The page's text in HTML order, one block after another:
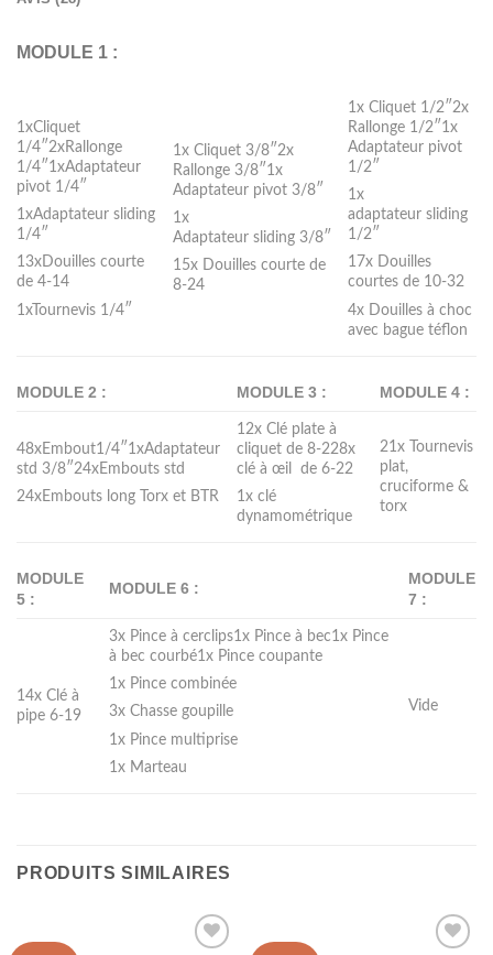
MODULE 1 :
1xCliquet
1/4″2xRallonge
1/4″1xAdaptateur
pivot 1/4″
1xAdaptateur sliding
1/4″
13xDouilles courte
de 4-14
1xTournevis 1/4″
1x Cliquet 3/8″2x
Rallonge 3/8″1x
Adaptateur pivot 3/8″
1x
Adaptateur sliding 3/8″
15x Douilles courte de
8-24
1x Cliquet 1/2″2x
Rallonge 1/2″1x
Adaptateur pivot
1/2″
1x
adaptateur sliding
1/2″
17x Douilles
courtes de 10-32
4x Douilles à choc
avec bague téflon
MODULE 2 : MODULE 3 : MODULE 4 :
48xEmbout1/4″1xAdaptateur
std 3/8″24xEmbouts std
24xEmbouts long Torx et BTR
12x Clé plate à
cliquet de 8-228x
clé à œil de 6-22
1x clé
dynamométrique
21x Tournevis
plat,
cruciforme &
torx
MODULE
5 :
MODULE 6 :
MODULE
7 :
14x Clé à
pipe 6-19
3x Pince à cerclips1x Pince à bec1x Pince
à bec courbé1x Pince coupante
1x Pince combinée
3x Chasse goupille
1x Pince multiprise
1x Marteau
Vide
PRODUITS SIMILAIRES